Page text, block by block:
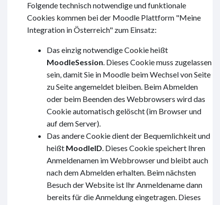
Folgende technisch notwendige und funktionale
Cookies kommen bei der Moodle Plattform "Meine
Integration in Österreich" zum Einsatz:
Das einzig notwendige Cookie heißt
MoodleSession. Dieses Cookie muss zugelassen
sein, damit Sie in Moodle beim Wechsel von Seite
zu Seite angemeldet bleiben. Beim Abmelden
oder beim Beenden des Webbrowsers wird das
Cookie automatisch gelöscht (im Browser und
auf dem Server).
Das andere Cookie dient der Bequemlichkeit und
heißt MoodleID. Dieses Cookie speichert Ihren
Anmeldenamen im Webbrowser und bleibt auch
nach dem Abmelden erhalten. Beim nächsten
Besuch der Website ist Ihr Anmeldename dann
bereits für die Anmeldung eingetragen. Dieses